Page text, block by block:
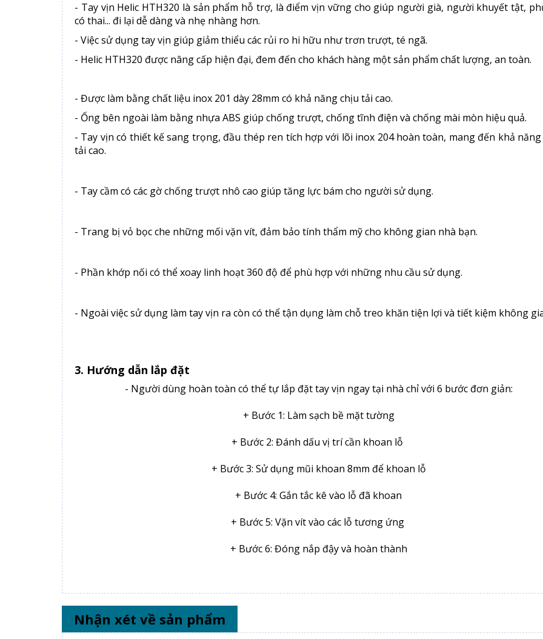
- Tay vịn Helic HTH320 là sản phẩm hỗ trợ, là điểm vịn vững cho giúp người già, người khuyết tật,
có thai... đi lại dễ dàng và nhẹ nhàng hơn.
- Việc sử dụng tay vịn giúp giảm thiểu các rủi ro hi hữu như trơn trượt, té ngã.
- Helic HTH320 được nâng cấp hiện đại, đem đến cho khách hàng một sản phẩm chất lượng, an toàn.
- Được làm bằng chất liệu inox 201 dày 28mm có khả năng chịu tải cao.
- Ống bên ngoài làm bằng nhựa ABS giúp chống trượt, chống tĩnh điện và chống mài mòn hiệu quả.
- Tay vịn có thiết kế sang trọng, đầu thép ren tích hợp với lõi inox 204 hoàn toàn, mang đến khả năng
tải cao.
- Tay cầm có các gờ chống trượt nhô cao giúp tăng lực bám cho người sử dụng.
- Trang bị vỏ bọc che những mối vặn vít, đảm bảo tính thẩm mỹ cho không gian nhà bạn.
- Phần khớp nối có thể xoay linh hoạt 360 độ để phù hợp với những nhu cầu sử dụng.
- Ngoài việc sử dụng làm tay vịn ra còn có thể tận dụng làm chỗ treo khăn tiện lợi và tiết kiệm không
3. Hướng dẫn lắp đặt
- Người dùng hoàn toàn có thể tự lắp đặt tay vịn ngay tại nhà chỉ với 6 bước đơn giản:
+ Bước 1: Làm sạch bề mặt tường
+ Bước 2: Đánh dấu vị trí cần khoan lỗ
+ Bước 3: Sử dụng mũi khoan 8mm để khoan lỗ
+ Bước 4: Gắn tắc kê vào lỗ đã khoan
+ Bước 5: Vặn vít vào các lỗ tương ứng
+ Bước 6: Đóng nắp đậy và hoàn thành
Nhận xét về sản phẩm